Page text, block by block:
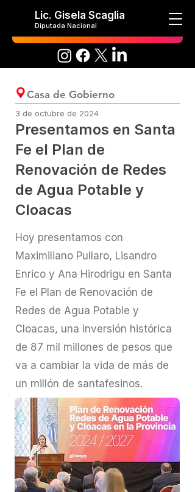
Lic. Gisela Scaglia
Diputada Nacional
Casa de Gobierno
3 de octubre de 2024
Presentamos en Santa
Fe el Plan de
Renovación de Redes
de Agua Potable y
Cloacas
Hoy presentamos con
Maximiliano Pullaro, Lisandro
Enrico y Ana Hirodrigu en Santa
Fe el Plan de Renovación de
Redes de Agua Potable y
Cloacas, una inversión histórica
de 87 mil millones de pesos que
va a cambiar la vida de más de
un millón de santafesinos.